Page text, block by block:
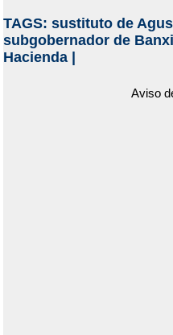
TAGS: sustituto de
subgobernador de
Hacienda|
Aviso